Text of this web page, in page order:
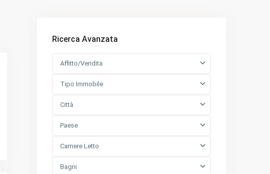
Ricerca Avanzata
Affitto/Vendita
Tipo Immobile
Città
Paese
Camere Letto
Bagni